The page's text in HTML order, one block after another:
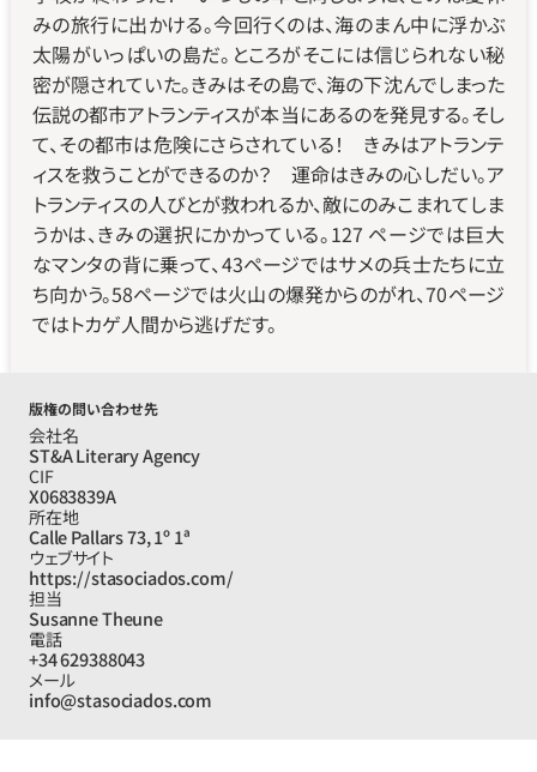
みの旅行に出かける。今回行くのは、海のまん中に浮かぶ
太陽がいっぱいの島だ。ところがそこには信じられない秘
密が隠されていた。きみはその島で、海の下沈んでしまった
伝説の都市アトランティスが本当にあるのを発見する。そし
て、その都市は危険にさらされている！　きみはアトランテ
ィスを救うことができるのか？　運命はきみの心しだい。ア
トランティスの人びとが救われるか、敵にのみこまれてしま
うかは、きみの選択にかかっている。127 ページでは巨大
なマンタの背に乗って、43ページではサメの兵士たちに立
ち向かう。58ページでは火山の爆発からのがれ、70ページ
ではトカゲ人間から逃げだす。
版権の問い合わせ先
会社名
ST&A Literary Agency
CIF
X0683839A
所在地
Calle Pallars 73, 1º 1ª
ウェブサイト
https://stasociados.com/
担当
Susanne Theune
電話
+34 629388043
メール
info@stasociados.com